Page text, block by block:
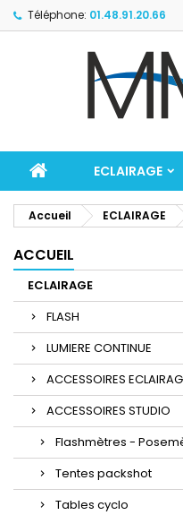
Téléphone: 01.48.91.20.66
ECLAIRAGE
Accueil ECLAIRAGE
ACCUEIL
ECLAIRAGE
FLASH
LUMIERE CONTINUE
ACCESSOIRES
ACCESSOIRES STUDIO
Flashmètres -
Tentes packshot
Tables cyclo